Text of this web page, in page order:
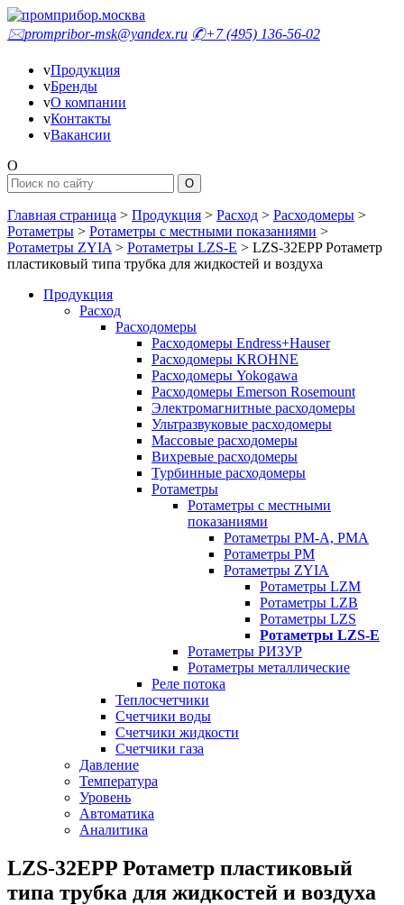
🖂prompribor-msk@yandex.ru ✆+7 (495) 136-56-02
vПродукция
vБренды
vО компании
vКонтакты
vВакансии
O
Главная страница > Продукция > Расход > Расходомеры >
Ротаметры > Ротаметры с местными показаниями >
Ротаметры ZYIA > Ротаметры LZS-E > LZS-32EPP Ротаметр
пластиковый типа трубка для жидкостей и воздуха
Продукция
Расход
Расходомеры
Расходомеры Endress+Hauser
Расходомеры KROHNE
Расходомеры Yokogawa
Расходомеры Emerson Rosemount
Электромагнитные расходомеры
Ультразвуковые расходомеры
Массовые расходомеры
Вихревые расходомеры
Турбинные расходомеры
Ротаметры
Ротаметры с местными
показаниями
Ротаметры РМ-А, РМА
Ротаметры РМ
Ротаметры ZYIA
Ротаметры LZM
Ротаметры LZB
Ротаметры LZS
Ротаметры LZS-E
Ротаметры РИЗУР
Ротаметры металлические
Реле потока
Теплосчетчики
Счетчики воды
Счетчики жидкости
Счетчики газа
Давление
Температура
Уровень
Автоматика
Аналитика
LZS-32EPP Ротаметр пластиковый
типа трубка для жидкостей и воздуха